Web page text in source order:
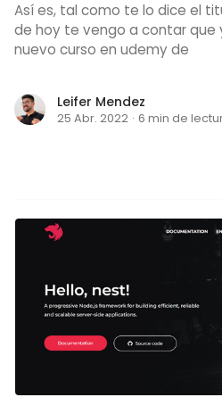
Así es, tal como te lo dice el
de hoy te vengo a contar que
nuevo curso en udemy de
Leifer Mendez
25 Abr. 2022 · 6 min de